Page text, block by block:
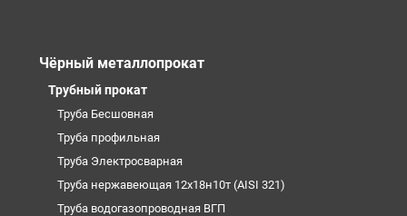
Чёрный металлопрокат
Трубный прокат
Труба Бесшовная
Труба профильная
Труба Электросварная
Труба нержавеющая 12х18н10т (AISI 321)
Труба водогазопроводная ВГП